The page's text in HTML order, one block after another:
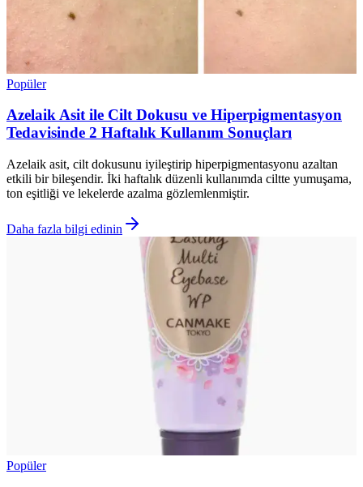
Popüler
Azelaik Asit ile Cilt Dokusu ve Hiperpigmentasyon
Tedavisinde 2 Haftalık Kullanım Sonuçları
Azelaik asit, cilt dokusunu iyileştirip hiperpigmentasyonu azaltan
etkili bir bileşendir. İki haftalık düzenli kullanımda ciltte yumuşama,
ton eşitliği ve lekelerde azalma gözlemlenmiştir.
Daha fazla bilgi edinin
Popüler